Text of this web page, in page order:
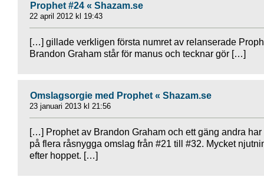
Prophet #24 « Shazam.se
22 april 2012 kl 19:43
[…] gillade verkligen första numret av relanserade
Brandon Graham står för manus och tecknar gör […]
Omslagsorgie med Prophet « Shazam.se
23 januari 2013 kl 21:56
[…] Prophet av Brandon Graham och ett gäng andra har
på flera råsnygga omslag från #21 till #32. Mycket
efter hoppet. […]